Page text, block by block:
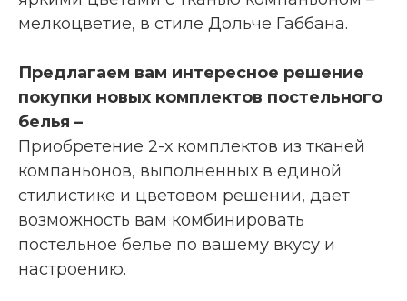
мелкоцветие, в стиле Дольче Габбана.
Предлагаем вам интересное решение
покупки новых комплектов постельного
белья –
Приобретение 2-х комплектов из тканей
компаньонов, выполненных в единой
стилистике и цветовом решении, дает
возможность вам комбинировать
постельное белье по вашему вкусу и
настроению.